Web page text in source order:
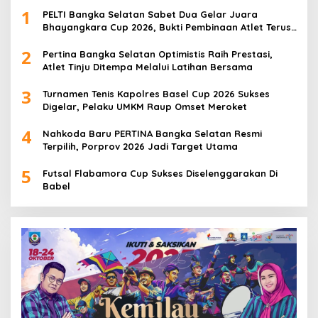
1
PELTI Bangka Selatan Sabet Dua Gelar Juara
Bhayangkara Cup 2026, Bukti Pembinaan Atlet Terus
2
Pertina Bangka Selatan Optimistis Raih Prestasi,
Atlet Tinju Ditempa Melalui Latihan Bersama
3
Turnamen Tenis Kapolres Basel Cup 2026 Sukses
Digelar, Pelaku UMKM Raup Omset Meroket
4
Nahkoda Baru PERTINA Bangka Selatan Resmi
Terpilih, Porprov 2026 Jadi Target Utama
5
Futsal Flabamora Cup Sukses Diselenggarakan Di
Babel